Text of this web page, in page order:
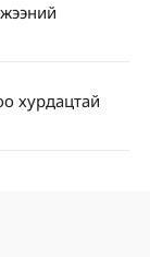
хурдацтай